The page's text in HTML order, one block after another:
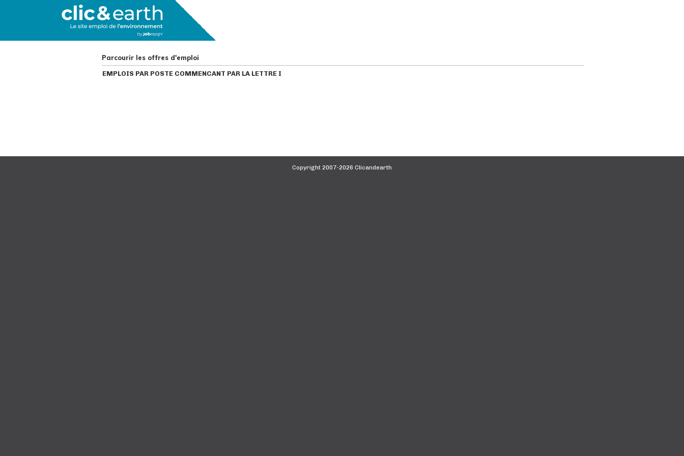
Parcourir les offres d'emploi
EMPLOIS PAR POSTE COMMENCANT PAR LA LETTRE I
Copyright 2007-2026 Clicandearth